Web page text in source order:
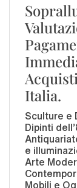
Italia.
Sculture e
Dipinti
e
Arte
Mobili e